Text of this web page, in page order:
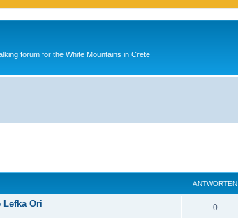
forum for the White Mountains in Crete
ANTWORTEN
Lefka Ori 0